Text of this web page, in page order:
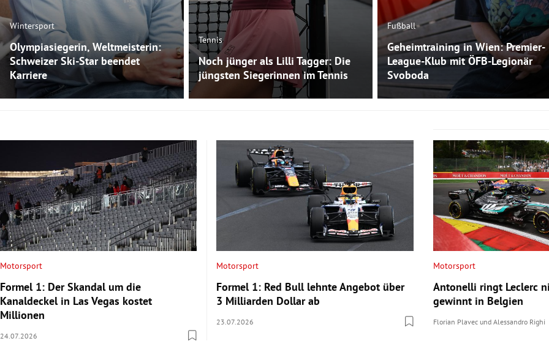
Wintersport
Olympiasiegerin, Weltmeisterin:
Schweizer Ski-Star beendet
Karriere
Tennis
Noch jünger als Lilli Tagger: Die
jüngsten Siegerinnen im Tennis
Fußball
Geheimtraining in Wien: Premier-
League-Klub mit ÖFB-Legionär
Svoboda
Motorsport
Formel 1: Der Skandal um die
Kanaldeckel in Las Vegas kostet
Millionen
24.07.2026
Motorsport
Formel 1: Red Bull lehnte Angebot über
3 Milliarden Dollar ab
23.07.2026
Motorsport
Antonelli ringt Leclerc
gewinnt in Belgien
Florian Plavecund Alessandro Righi